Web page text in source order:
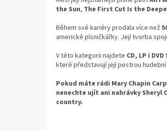
the Sun, The First Cut Is the
Během své kariéry prodala více než
americké písničkářky. Její tvorba
V této kategorii najdete CD, LP i
které představují její pestrou hudební
Pokud máte rádi Mary Chapin
nenechte ujít ani nahrávky
country.